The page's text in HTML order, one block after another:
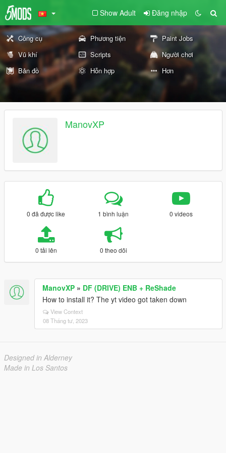
Show Adult Đăng nhập
Công cụ Phương tiện
Paint Jobs
Vũ khí
Scripts
Người chơi
Bản đồ
Hỗn hợp Hơn
ManovXP
0 đã được like 1 bình luận 0 videos
0 tải lên 0 theo dõi
ManovXP » DF (DRIVE) ENB + ReShade
How to install it? The yt video got taken down
View Context
08 Tháng tư, 2023
Designed in Alderney
Made in Los Santos